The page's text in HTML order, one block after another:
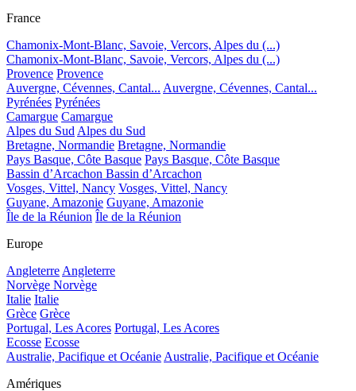
France
Chamonix-Mont-Blanc, Savoie, Vercors, Alpes du (...)
Chamonix-Mont-Blanc, Savoie, Vercors, Alpes du (...)
Provence Provence
Auvergne, Cévennes, Cantal... Auvergne, Cévennes, Cantal...
Pyrénées Pyrénées
Camargue Camargue
Alpes du Sud Alpes du Sud
Bretagne, Normandie Bretagne, Normandie
Pays Basque, Côte Basque Pays Basque, Côte Basque
Bassin d’Arcachon Bassin d’Arcachon
Vosges, Vittel, Nancy Vosges, Vittel, Nancy
Guyane, Amazonie Guyane, Amazonie
Île de la Réunion Île de la Réunion
Europe
Angleterre Angleterre
Norvège Norvège
Italie Italie
Grèce Grèce
Portugal, Les Acores Portugal, Les Acores
Ecosse Ecosse
Australie, Pacifique et Océanie Australie, Pacifique et Océanie
Amériques